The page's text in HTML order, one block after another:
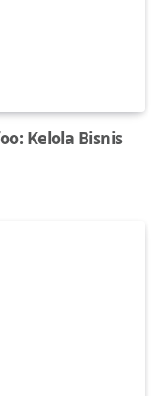
Kelola Bisnis